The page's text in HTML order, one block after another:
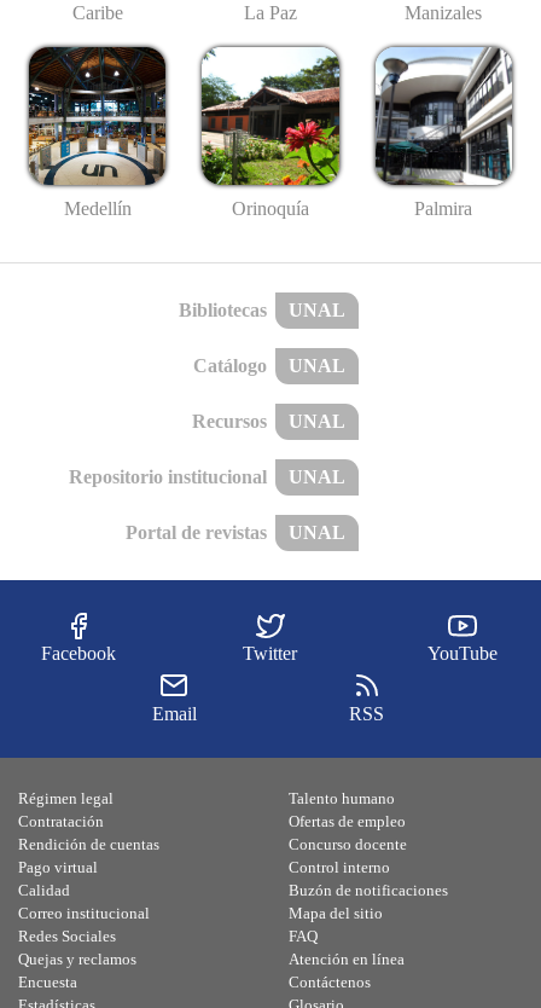
Caribe La Paz Manizales
Medellín Orinoquía Palmira
Bibliotecas UNAL
Catálogo UNAL
Recursos UNAL
Repositorio institucional UNAL
Portal de revistas UNAL
Facebook Twitter YouTube
Email RSS
Régimen legal
Contratación
Rendición de cuentas
Pago virtual
Calidad
Talento humano
Ofertas de empleo
Concurso docente
Control interno
Buzón de notificaciones
Correo institucional
Redes Sociales
Quejas y reclamos
Encuesta
Mapa del sitio
FAQ
Atención en línea
Contáctenos